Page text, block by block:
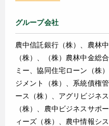
グループ会社
農中信託銀行（株）、農林
（株）、（株）農林中金総
ミー、協同住宅ローン（株
ジメント（株）、系統債権
ース（株）、アグリビジネ
（株）、農中ビジネスサポ
ィーズ（株）、農中情報シ